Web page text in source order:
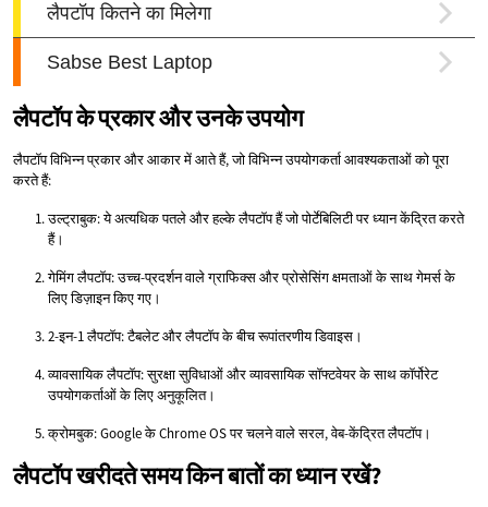
लैपटॉप के प्रकार और उनके उपयोग
लैपटॉप विभिन्न प्रकार और आकार में आते हैं, जो विभिन्न उपयोगकर्ता आवश्यकताओं को पूरा
करते हैं:
उल्ट्राबुक: ये अत्यधिक पतले और हल्के लैपटॉप हैं जो पोर्टेबिलिटी पर ध्यान केंद्रित करते
हैं।
गेमिंग लैपटॉप: उच्च-प्रदर्शन वाले ग्राफिक्स और प्रोसेसिंग क्षमताओं के साथ गेमर्स के
लिए डिज़ाइन किए गए।
2-इन-1 लैपटॉप: टैबलेट और लैपटॉप के बीच रूपांतरणीय डिवाइस।
व्यावसायिक लैपटॉप: सुरक्षा सुविधाओं और व्यावसायिक सॉफ्टवेयर के साथ कॉर्पोरेट
उपयोगकर्ताओं के लिए अनुकूलित।
क्रोमबुक: Google के Chrome OS पर चलने वाले सरल, वेब-केंद्रित लैपटॉप।
लैपटॉप खरीदते समय किन बातों का ध्यान रखें?